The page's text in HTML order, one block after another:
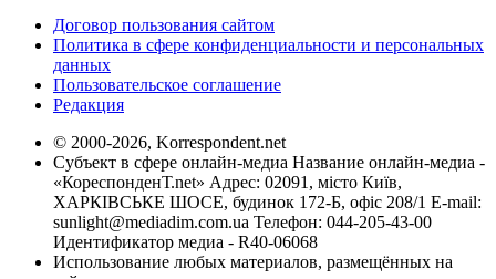
Договор пользования сайтом
Политика в сфере конфиденциальности и персональных
данных
Пользовательское соглашение
Редакция
© 2000-2026, Korrespondent.net
Субъект в сфере онлайн-медиа Название онлайн-медиа -
«КореспонденТ.net» Адрес: 02091, місто Київ,
ХАРКІВСЬКЕ ШОСЕ, будинок 172-Б, офіс 208/1 E-mail:
sunlight@mediadim.com.ua Телефон: 044-205-43-00
Идентификатор медиа - R40-06068
Использование любых материалов, размещённых на